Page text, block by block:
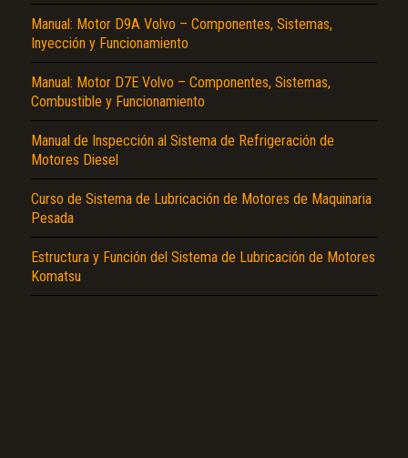
Manual: Motor D9A Volvo – Componentes, Sistemas,
Inyección y Funcionamiento
Manual: Motor D7E Volvo – Componentes, Sistemas,
Combustible y Funcionamiento
Manual de Inspección al Sistema de Refrigeración de
Motores Diesel
Curso de Sistema de Lubricación de Motores de Maquinaria
Pesada
Estructura y Función del Sistema de Lubricación de Motores
Komatsu
El Título es incorrecto según el contenido.
Reportar otro tipo de error...